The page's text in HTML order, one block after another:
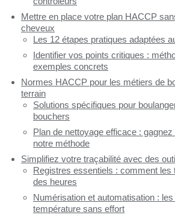
Mettre en place votre plan HACCP
cheveux
Les 12 étapes pratiques adaptées
Identifier vos points critiques :
exemples concrets
Normes HACCP pour les métiers de
terrain
Solutions spécifiques pour
bouchers
Plan de nettoyage efficace :
notre méthode
Simplifiez votre traçabilité avec des
Registres essentiels : comment les
des heures
Numérisation et automatisation :
température sans effort